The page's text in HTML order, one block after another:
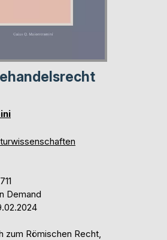
Demand
zum Römischen Recht,